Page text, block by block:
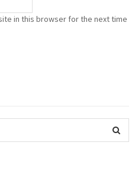
in this browser for the next time